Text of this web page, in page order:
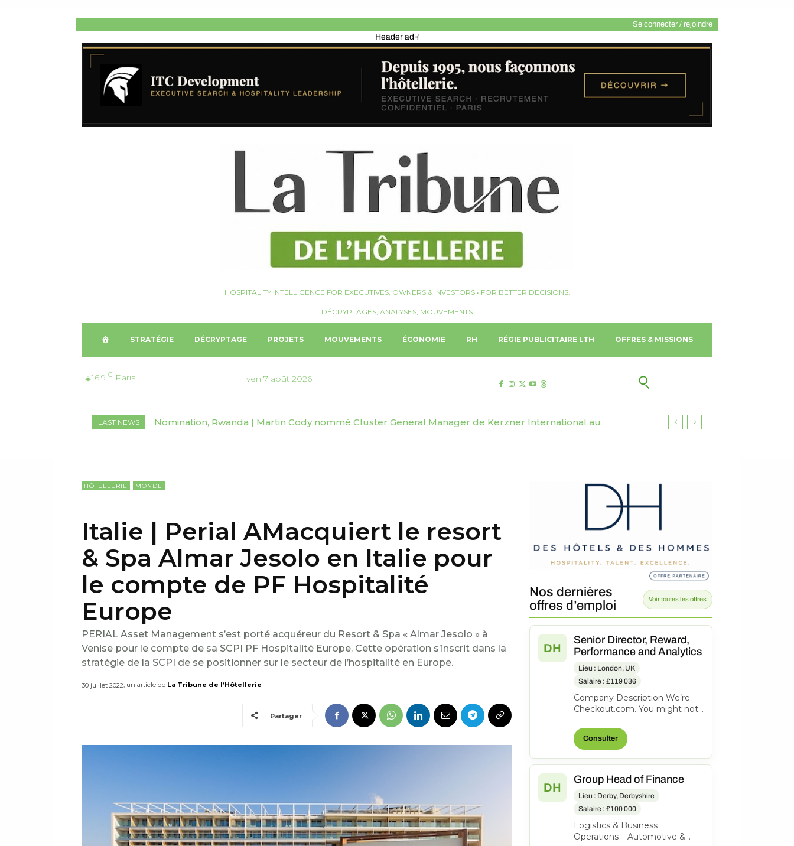
Se connecter / rejoindre
Header ad☟
HOSPITALITY INTELLIGENCE FOR EXECUTIVES, OWNERS & INVESTORS • FOR BETTER DECISIONS.
DÉCRYPTAGES, ANALYSES, MOUVEMENTS
U
I
STRATÉGIE DÉCRYPTAGE PROJETS MOUVEMENTS ÉCONOMIE RH RÉGIE PUBLICITAIRE LTH OFFRES & MISSIONS
16.9 C Paris ven 7 août 2026
LAST NEWS
Nomination, Rwanda | Martin Cody nommé Cluster General Manager de Kerzner International au
Nomination, Pays-Bas | Rafael Oliveira nommé Chief Executive Officer de Heineken N.V.
HÔTELLERIE MONDE
Italie | Perial AMacquiert le resort
& Spa Almar Jesolo en Italie pour
le compte de PF Hospitalité
Europe
PERIAL Asset Management s’est porté acquéreur du Resort & Spa « Almar Jesolo » à
Venise pour le compte de sa SCPI PF Hospitalité Europe. Cette opération s’inscrit dans la
stratégie de la SCPI de se positionner sur le secteur de l’hospitalité en Europe.
30 juillet 2022, un article de La Tribune de l’Hôtellerie
Partager
Nos dernières
offres d’emploi
Voir toutes les offres
DH
Senior Director, Reward,
Performance and Analytics
Lieu : London, UK
Salaire : £119 036
Company Description We’re
Checkout.com. You might not
companies like eBay, Spotify,
Klarna, Uber,...
Consulter
DH
Group Head of Finance
Lieu : Derby, Derbyshire
Salaire : £100 000
Logistics & Business
Operations – Automotive &